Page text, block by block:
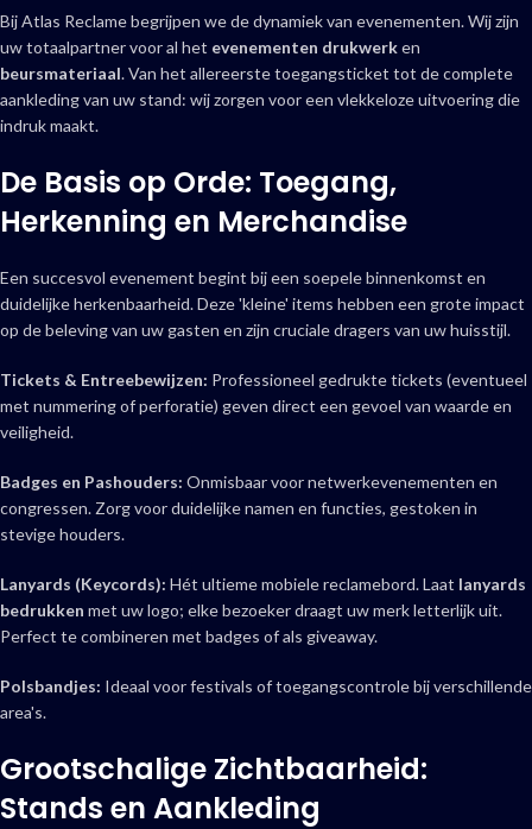
Bij Atlas Reclame begrijpen we de dynamiek van evenementen. Wij zijn
uw totaalpartner voor al het evenementen drukwerken
beursmateriaal. Van het allereerste toegangsticket tot de complete
aankleding van uw stand: wij zorgen voor een vlekkeloze uitvoering die
indruk maakt.
De Basis op Orde: Toegang,
Herkenning en Merchandise
Een succesvol evenement begint bij een soepele binnenkomst en
duidelijke herkenbaarheid. Deze 'kleine' items hebben een grote impact
op de beleving van uw gasten en zijn cruciale dragers van uw huisstijl.
Tickets & Entreebewijzen: Professioneel gedrukte tickets (eventueel
met nummering of perforatie) geven direct een gevoel van waarde en
veiligheid.
Badges en Pashouders: Onmisbaar voor netwerkevenementen en
congressen. Zorg voor duidelijke namen en functies, gestoken in
stevige houders.
Lanyards (Keycords): Hét ultieme mobiele reclamebord. Laat lanyards
bedrukken met uw logo; elke bezoeker draagt uw merk letterlijk uit.
Perfect te combineren met badges of als giveaway.
Polsbandjes: Ideaal voor festivals of toegangscontrole bij verschillende
area's.
Grootschalige Zichtbaarheid:
Stands en Aankleding